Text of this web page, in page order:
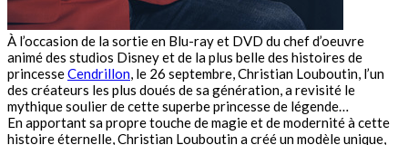
À l’occasion de la sortie en Blu-ray et DVD du chef d’oeuvre
animé des studios Disney et de la plus belle des histoires de
princesseCendrillon, le 26 septembre, Christian Louboutin, l’un
des créateurs les plus doués de sa génération, a revisité le
mythique soulier de cette superbe princesse de légende…
En apportant sa propre touche de magie et de modernité à cette
histoire éternelle, Christian Louboutin a créé un modèle unique,